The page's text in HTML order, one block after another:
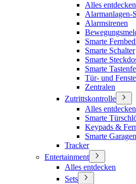
Alles entdecken
Alarmanlagen-
Alarmsirenen
Smarte
Smarte Schalter
Smarte
Smarte
Tür- und
Zentralen
Zutrittskontrolle
Alles entdecken
Smarte
Keypads &
Smarte
Tracker
Entertainment
Alles entdecken
Sets